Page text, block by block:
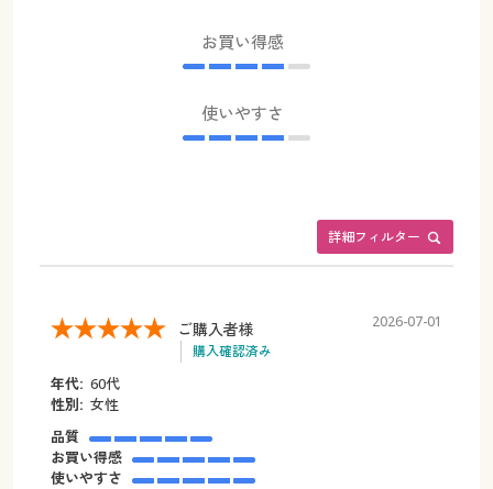
お買い得感
使いやすさ
詳細フィルター
ご購入者様
購入確認済み
2026-07-01
年代: 60代
性別: 女性
品質
お買い得感
使いやすさ